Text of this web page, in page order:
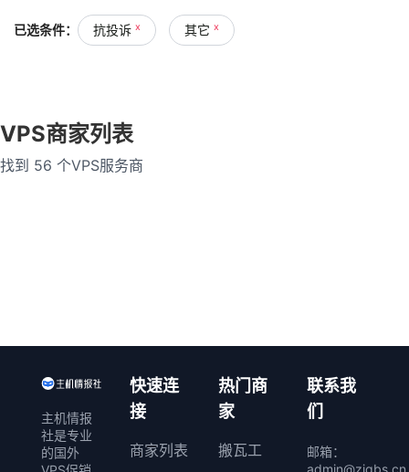
台湾 中国大陆
德国
智利 捷克共和国
阿联酋迪拜 卢森堡
印度尼西亚 保加利亚
已选条件： 抗投诉 x 其它 x
VPS商家列表
找到 56 个VPS服务商
主机情报
社是专业
的国外
快速连
接
商家列表
热门商
家
搬瓦工
联系我
们
邮箱：
admin@zjqbs.cn